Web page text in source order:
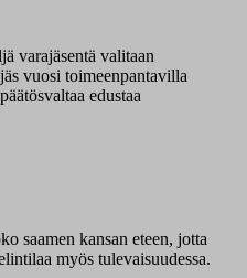
varajäsentä valitaan
vuosi toimeenpantavilla
edustaa
saamen kansan eteen, jotta
myös tulevaisuudessa.